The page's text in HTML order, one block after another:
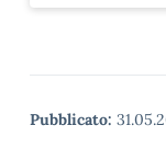
Pubblicato: